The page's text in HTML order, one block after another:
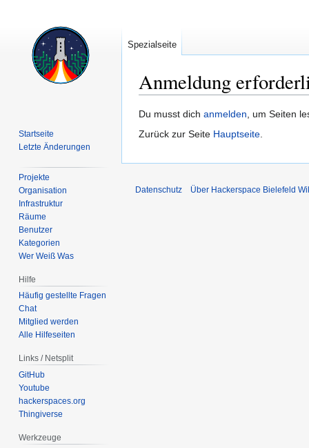
Anmeldung
Zur
Navigation
Zur
Suche
Du musst dich anmelden, um Seiten
Zurück zur Seite Hauptseite.
Spezialseite
Startseite
Letzte Änderungen
Projekte
Organisation
Infrastruktur
Räume
Benutzer
Kategorien
Wer Weiß Was
Hilfe
Häufig gestellte Fragen
Chat
Mitglied werden
Alle Hilfeseiten
Links / Netsplit
GitHub
Youtube
hackerspaces.org
Thingiverse
Werkzeuge
Datenschutz Über Hackerspace Bielefeld